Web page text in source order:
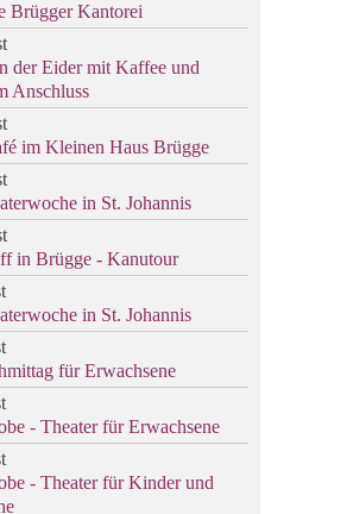
Brügger Kantorei
der Eider mit Kaffee und
Anschluss
im Kleinen Haus Brügge
in St. Johannis
in Brügge - Kanutour
in St. Johannis
für Erwachsene
- Theater für Erwachsene
- Theater für Kinder und